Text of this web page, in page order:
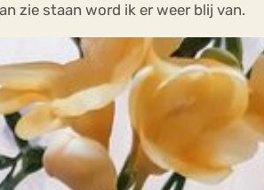
zie staan word ik er weer blij van.